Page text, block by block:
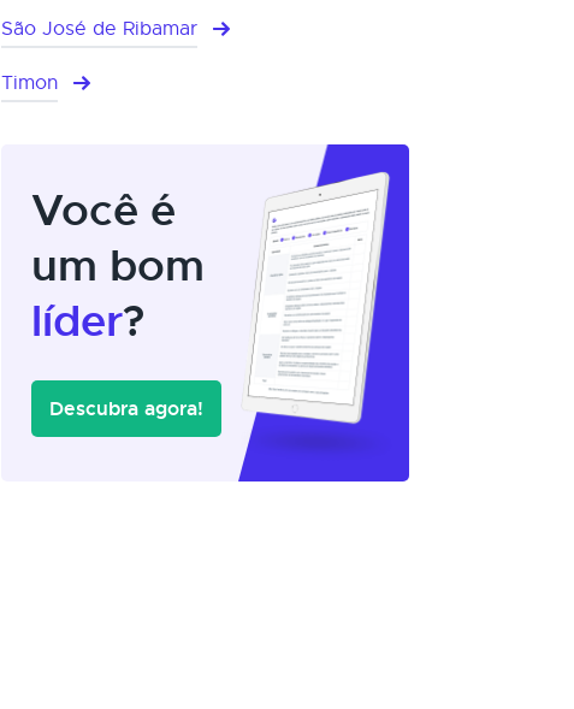
São José de Ribamar
Timon
Você é
um bom
líder?
Descubra agora!